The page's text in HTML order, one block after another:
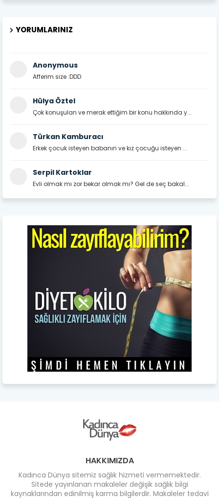
YORUMLARINIZ
Anonymous
Afferim size :DDD
Hülya Öztel
Çok konuşulan ve merak ettiğim bir konu hakkında y...
Türkan Kamburacı
Erkek çocuk isteyen babanın ve kız çocuğu isteyen ...
Serpil Kartoklar
Evli olmak mı zor bekar olmak mı? Gel de seç bakal...
HAKKIMIZDA
Kadınca Dünya sitemiz sağlık hizmeti vermemektedir.
Sitede yayınlanan makaleler değişik sağlık bilgi
kaynaklarından edinilmiş karma bilgilerdir. Makaleler tedavi